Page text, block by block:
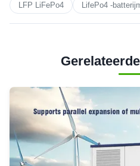
LFP LiFePo4 LifePo4 -